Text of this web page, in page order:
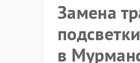
Замена
в